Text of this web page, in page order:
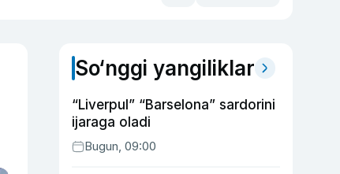
So‘nggi yangiliklar
“Liverpul” “Barselona” sardorini
ijaraga oladi
Bugun, 09:00